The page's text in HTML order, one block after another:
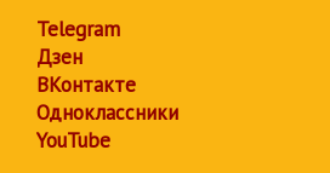
Telegram
Дзен
ВКонтакте
Одноклассники
YouTube